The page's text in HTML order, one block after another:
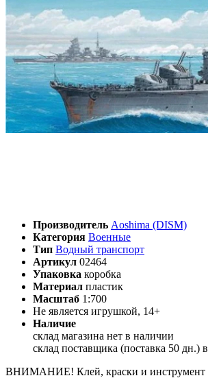
Производитель Aoshima (DISM)
Категория Военные
Тип Водный транспорт
Артикул 02464
Упаковка коробка
Материал пластик
Масштаб 1:700
Не является игрушкой, 14+
Наличие
склад магазина нет в наличии
склад поставщика (поставка 50 дн.)
ВНИМАНИЕ! Клей, краски и инструмент